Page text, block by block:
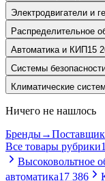
Электродвигатели и
Распределительное
Автоматика и КИП 15
Системы
Климатические
Ничего не нашлось
Бренды→
Все товары рубрики
Высоковольтное
автоматика17 386